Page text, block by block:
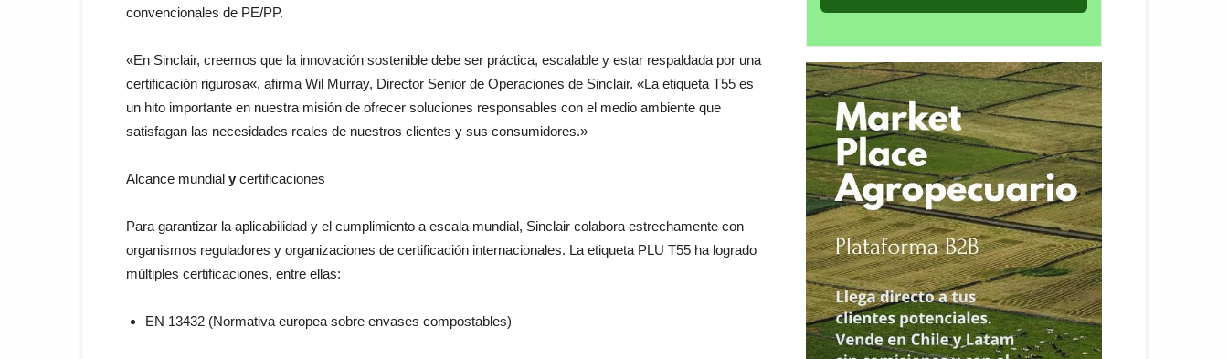
convencionales de PE/PP.
«En Sinclair, creemos que la innovación sostenible debe ser práctica, escalable y estar respaldada por una
certificación rigurosa«, afirma Wil Murray, Director Senior de Operaciones de Sinclair. «La etiqueta T55 es
un hito importante en nuestra misión de ofrecer soluciones responsables con el medio ambiente que
satisfagan las necesidades reales de nuestros clientes y sus consumidores.»
Alcance mundial y certificaciones
Para garantizar la aplicabilidad y el cumplimiento a escala mundial, Sinclair colabora estrechamente con
organismos reguladores y organizaciones de certificación internacionales. La etiqueta PLU T55 ha logrado
múltiples certificaciones, entre ellas:
EN 13432 (Normativa europea sobre envases compostables)